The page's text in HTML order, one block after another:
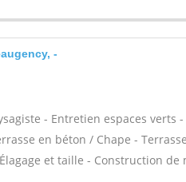
-
- Entretien espaces
en béton / Chape -
et taille - Construction de